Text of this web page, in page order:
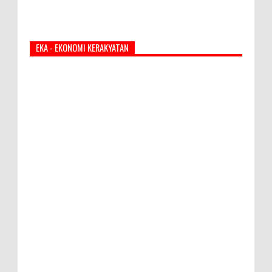
EKA - EKONOMI KERAKYATAN